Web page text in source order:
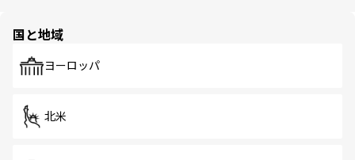
で、ホーカーズは地元の風情を楽しめる外せないスポット
国と地域
ヨーロッパ
北米